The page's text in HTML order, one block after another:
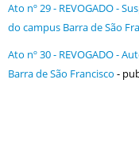
Ato nº 29 - REVOGADO -
do campus Barra de São
Ato nº 30 - REVOGADO -
Barra de São Francisco -